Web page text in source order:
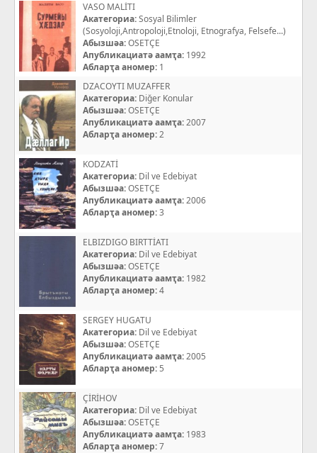
VASO MALİTI
Акатегориа:Sosyal Bilimler
(Sosyoloji,Antropoloji,Etnoloji, Etnografya, Felsefe...)
Абызшәа:OSETÇE
Апубликациатә аамҭа: 1992
Абларҭа аномер: 1
DZACOYTI MUZAFFER
Акатегориа: Diğer Konular
Абызшәа:OSETÇE
Апубликациатә аамҭа:2007
Абларҭа аномер:2
KODZATİ
Акатегориа: Dil ve Edebiyat
Абызшәа:OSETÇE
Апубликациатә аамҭа:2006
Абларҭа аномер:3
ELBIZDIGO BIRTTİATI
Акатегориа: Dil ve Edebiyat
Абызшәа:OSETÇE
Апубликациатә аамҭа: 1982
Абларҭа аномер:4
SERGEY HUGATU
Акатегориа: Dil ve Edebiyat
Абызшәа:OSETÇE
Апубликациатә аамҭа:2005
Абларҭа аномер: 5
ÇİRİHOV
Акатегориа: Dil ve Edebiyat
Абызшәа:OSETÇE
Апубликациатә аамҭа: 1983
Абларҭа аномер:7